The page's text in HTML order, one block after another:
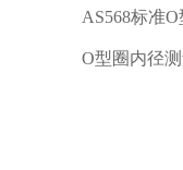
AS568标准O
O型圈内径